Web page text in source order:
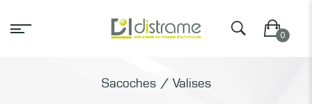
Sacoches / Valises